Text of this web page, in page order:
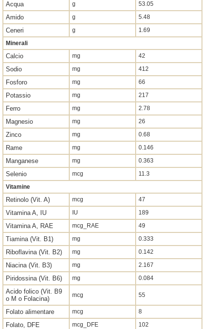
Acqua g 53.05
Amido g 5.48
Ceneri g
1.69
Minerali
Calcio mg 42
Sodio mg 412
Fosforo mg 66
Potassio mg 217
Ferro mg 2.78
Magnesio mg 26
Zinco mg 0.68
Rame mg 0.146
Manganese mg 0.363
Selenio mcg
11.3
Vitamine
Retinolo (Vit. A) mcg 47
Vitamina A, IU IU 189
Vitamina A, RAE mcg_RAE 49
Tiamina (Vit. B1) mg 0.333
Riboflavina (Vit. B2) mg 0.142
Niacina (Vit. B3) mg 2.167
Piridossina (Vit. B6) mg 0.084
Acido folico (Vit. B9
o M o Folacina)
mcg 55
Folato alimentare mcg 8
Folato, DFE mcg_DFE 102